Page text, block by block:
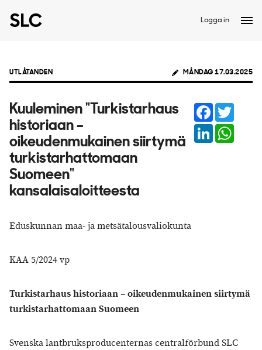
Logga in
UTLÅTANDEN MÅNDAG 17.03.2025
Kuuleminen "Turkistarhaus
historiaan –
oikeudenmukainen siirtymä
turkistarhattomaan
Suomeen"
kansalaisaloitteesta
Facebook
LinkedIn
Eduskunnan maa- ja metsätalousvaliokunta
KAA 5/2024 vp
Turkistarhaus historiaan – oikeudenmukainen siirtymä
turkistarhattomaan Suomeen
Svenska lantbruksproducenternas centralförbund SLC